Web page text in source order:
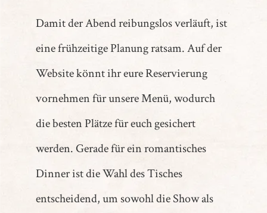
Damit der Abend reibungslos verläuft, ist
eine frühzeitige Planung ratsam. Auf der
Website könnt ihr eure Reservierung
vornehmen für unsere Menü, wodurch
die besten Plätze für euch gesichert
werden. Gerade für ein romantisches
Dinner ist die Wahl des Tisches
entscheidend, um sowohl die Show als